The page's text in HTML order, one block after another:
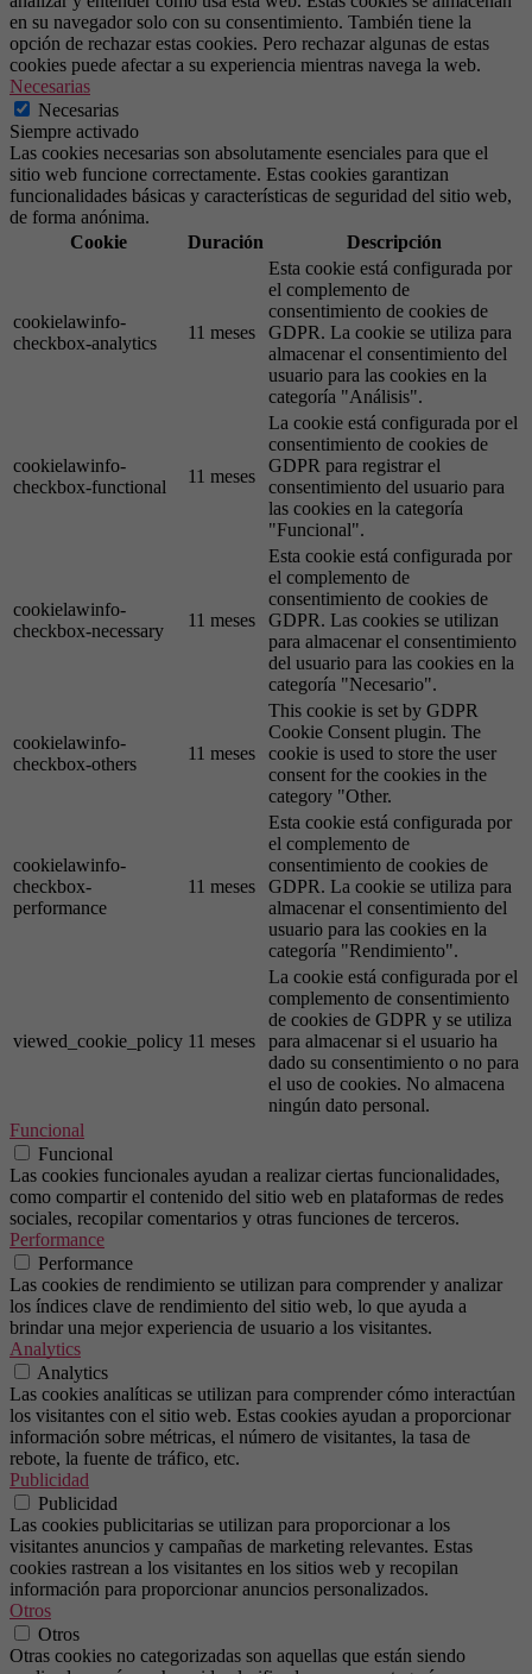
en su navegador solo con su consentimiento. También tiene la
opción de rechazar estas cookies. Pero rechazar algunas de estas
cookies puede afectar a su experiencia mientras navega la web.
Necesarias
Necesarias
Siempre activado
Las cookies necesarias son absolutamente esenciales para que el
sitio web funcione correctamente. Estas cookies garantizan
funcionalidades básicas y características de seguridad del sitio web,
de forma anónima.
Cookie
Duración Descripción
cookielawinfo-
checkbox-analytics
11 meses
Esta cookie está configurada por
el complemento de
consentimiento de cookies de
GDPR. La cookie se utiliza para
almacenar el consentimiento del
usuario para las cookies en la
categoría "Análisis".
cookielawinfo-
checkbox-functional
11 meses
La cookie está configurada por el
consentimiento de cookies de
GDPR para registrar el
consentimiento del usuario para
las cookies en la categoría
"Funcional".
cookielawinfo-
checkbox-necessary
11 meses
Esta cookie está configurada por
el complemento de
consentimiento de cookies de
GDPR. Las cookies se utilizan
para almacenar el consentimiento
del usuario para las cookies en la
categoría "Necesario".
cookielawinfo-
checkbox-others
11 meses
This cookie is set by GDPR
Cookie Consent plugin. The
cookie is used to store the user
consent for the cookies in the
category "Other.
cookielawinfo-
checkbox-
performance
11 meses
Esta cookie está configurada por
el complemento de
consentimiento de cookies de
GDPR. La cookie se utiliza para
almacenar el consentimiento del
usuario para las cookies en la
categoría "Rendimiento".
viewed_cookie_policy 11 meses
La cookie está configurada por el
complemento de consentimiento
de cookies de GDPR y se utiliza
para almacenar si el usuario ha
dado su consentimiento o no para
el uso de cookies. No almacena
ningún dato personal.
Funcional
Funcional
Las cookies funcionales ayudan a realizar ciertas funcionalidades,
como compartir el contenido del sitio web en plataformas de redes
sociales, recopilar comentarios y otras funciones de terceros.
Performance
Performance
Las cookies de rendimiento se utilizan para comprender y analizar
los índices clave de rendimiento del sitio web, lo que ayuda a
brindar una mejor experiencia de usuario a los visitantes.
Analytics
Analytics
Las cookies analíticas se utilizan para comprender cómo interactúan
los visitantes con el sitio web. Estas cookies ayudan a proporcionar
información sobre métricas, el número de visitantes, la tasa de
rebote, la fuente de tráfico, etc.
Publicidad
Publicidad
Las cookies publicitarias se utilizan para proporcionar a los
visitantes anuncios y campañas de marketing relevantes. Estas
cookies rastrean a los visitantes en los sitios web y recopilan
información para proporcionar anuncios personalizados.
Otros
Otros
Otras cookies no categorizadas son aquellas que están siendo